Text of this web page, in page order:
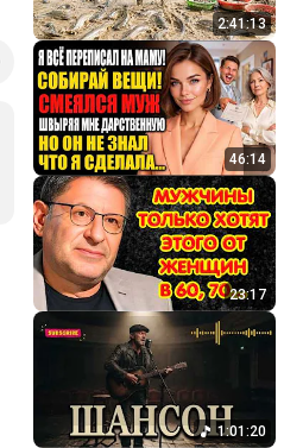
2:41:13
46:14
23:17
1:01:20